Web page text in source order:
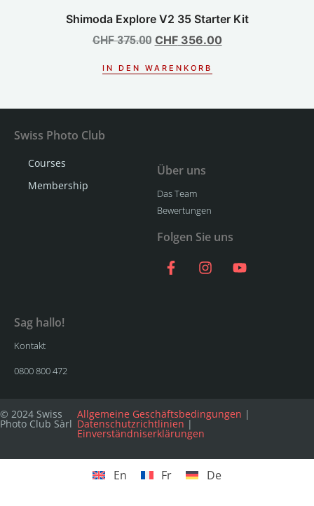
Shimoda Explore V2 35 Starter Kit
CHF375.00 CHF356.00
IN DEN WARENKORB
Swiss Photo Club
Courses
Membership
Über uns
Das Team
Bewertungen
Folgen Sie uns
Sag hallo!
Kontakt
0800 800 472
© 2024 Swiss
Photo Club Sàrl
Allgemeine Geschäftsbedingungen |
Datenschutzrichtlinien |
Einverständniserklärungen
En Fr De